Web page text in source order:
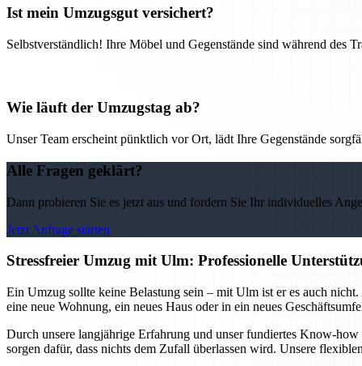
Ist mein Umzugsgut versichert?
Selbstverständlich! Ihre Möbel und Gegenstände sind während des
Wie läuft der Umzugstag ab?
Unser Team erscheint pünktlich vor Ort, lädt Ihre Gegenstände
Alle Fragen geklärt?
Dann probieren Sie es jetzt aus und fordern Sie Ihr individuelles
Jetzt Anfrage starten
Stressfreier Umzug mit Ulm: Professionelle
Ein Umzug sollte keine Belastung sein – mit Ulm ist er es auch
eine neue Wohnung, ein neues Haus oder in ein neues
Durch unsere langjährige Erfahrung und unser fundiertes Know-
sorgen dafür, dass nichts dem Zufall überlassen wird. Unsere